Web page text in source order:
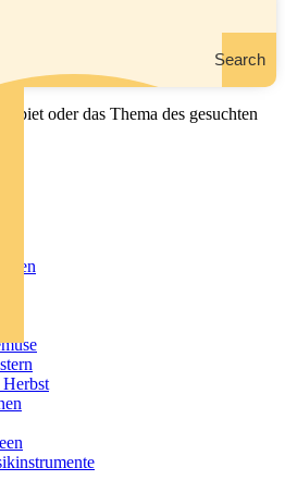
Search
oder das Thema des gesuchten